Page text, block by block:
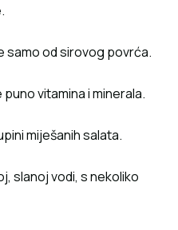
samo od sirovog povrća.
vitamina i minerala.
miješanih salata.
slanoj vodi, s nekoliko